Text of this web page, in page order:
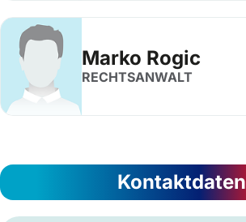
Marko Rogic
RECHTSANWALT
Kontaktdaten